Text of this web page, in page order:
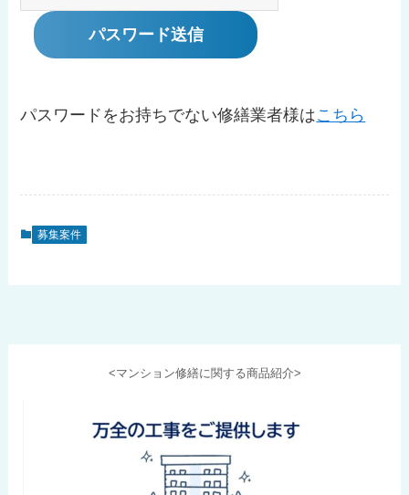
パスワードをお持ちでない修繕業者様はこちら
募集案件
<マンション修繕に関する商品紹介>